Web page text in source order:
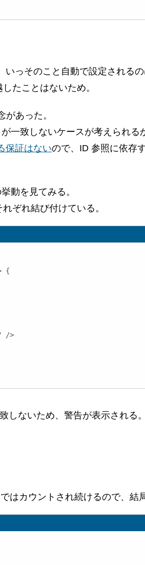
っそのこと自動で設定される
たことはないため。
あった。
一致しないケースが考えられる
保証はないので、ID 参照に依存
動を見てみる。
れぞれ結び付けている。
{
/>
しないため、警告が表示される
はカウントされ続けるので、結